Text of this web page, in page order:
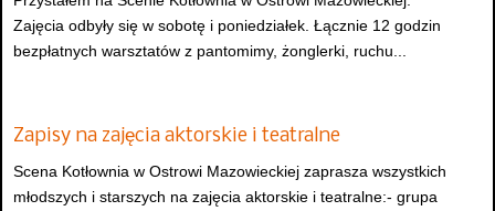
Zajęcia odbyły się w sobotę i poniedziałek. Łącznie 12 godzin
bezpłatnych warsztatów z pantomimy, żonglerki, ruchu...
Zapisy na zajęcia aktorskie i teatralne
Scena Kotłownia w Ostrowi Mazowieckiej zaprasza wszystkich
młodszych i starszych na zajęcia aktorskie i teatralne:- grupa